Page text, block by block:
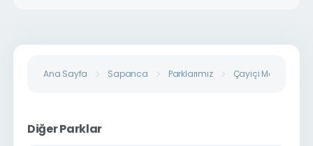
Ana Sayfa Sapanca Parklarımız Çayiçi Mahallesi
Diğer Parklar